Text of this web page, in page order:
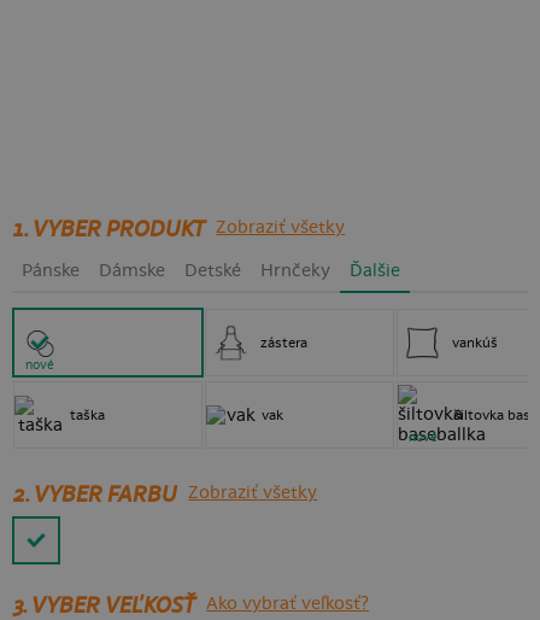
1. VYBER PRODUKT Zobraziť všetky
Pánske Dámske Detské Hrnčeky Ďalšie
nové
taška
zástera
vak
vankúš
šiltovka
nové
2. VYBER FARBU Zobraziť všetky
3.VYBER VEĽKOSŤ Ako vybrať veľkosť?